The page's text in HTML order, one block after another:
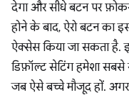
देगा और सीधे बटन पर
होने के बाद, ऐरो बटन का
ऐक्सेस किया जा सकता है.
डिफ़ॉल्ट सेटिंग हमेशा सबसे
जब ऐसे बच्चे मौजूद हों.